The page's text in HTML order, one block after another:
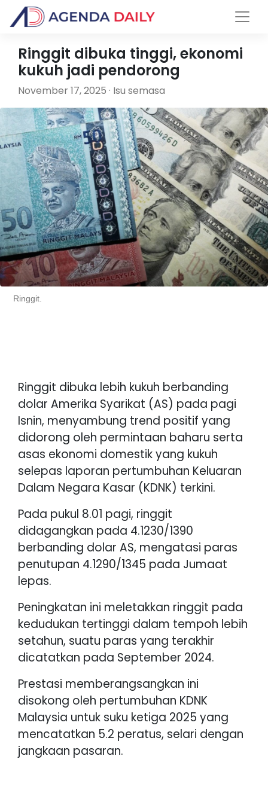
Ringgit dibuka tinggi, ekonomi
kukuh jadi pendorong
November 17, 2025 · Isu semasa
Ringgit.
Ringgit dibuka lebih kukuh berbanding
dolar Amerika Syarikat (AS) pada pagi
Isnin, menyambung trend positif yang
didorong oleh permintaan baharu serta
asas ekonomi domestik yang kukuh
selepas laporan pertumbuhan Keluaran
Dalam Negara Kasar (KDNK) terkini.
Pada pukul 8.01 pagi, ringgit
didagangkan pada 4.1230/1390
berbanding dolar AS, mengatasi paras
penutupan 4.1290/1345 pada Jumaat
lepas.
Peningkatan ini meletakkan ringgit pada
kedudukan tertinggi dalam tempoh lebih
setahun, suatu paras yang terakhir
dicatatkan pada September 2024.
Prestasi memberangsangkan ini
disokong oleh pertumbuhan KDNK
Malaysia untuk suku ketiga 2025 yang
mencatatkan 5.2 peratus, selari dengan
jangkaan pasaran.